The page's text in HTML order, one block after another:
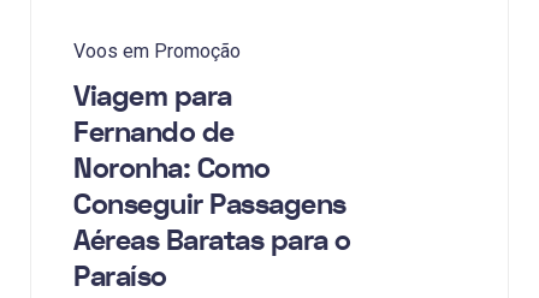
Voos em Promoção
Viagem para
Fernando de
Noronha: Como
Conseguir Passagens
Aéreas Baratas para o
Paraíso